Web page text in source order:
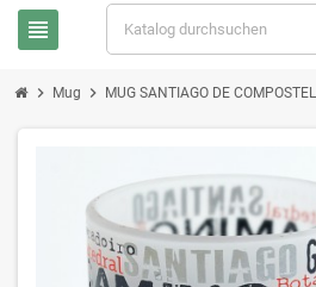
view_headline
chevron_right Mug chevron_right MUG SANTIAGO DE